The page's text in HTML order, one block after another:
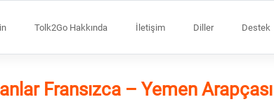
Tolk2Go Hakkında İletişim Diller Destek
Fransızca – Yemen Arapçası